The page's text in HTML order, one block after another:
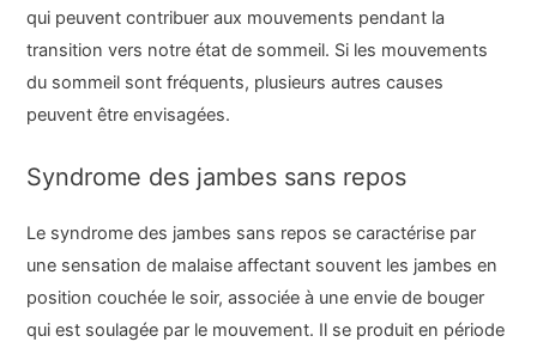
qui peuvent contribuer aux mouvements pendant la
transition vers notre état de sommeil. Si les mouvements
du sommeil sont fréquents, plusieurs autres causes
peuvent être envisagées.
Syndrome des jambes sans repos
Le syndrome des jambes sans repos se caractérise par
une sensation de malaise affectant souvent les jambes en
position couchée le soir, associée à une envie de bouger
qui est soulagée par le mouvement. Il se produit en période